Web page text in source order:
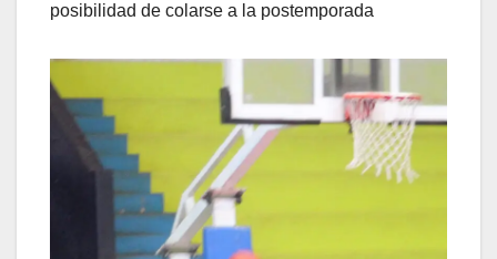
posibilidad de colarse a la postemporada